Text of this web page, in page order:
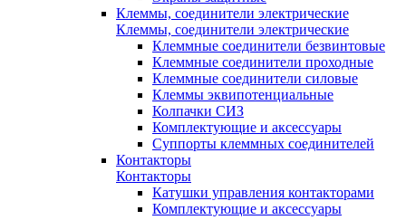
Клеммы, соединители электрические
Клеммы, соединители электрические
Клеммные соединители безвинтовые
Клеммные соединители проходные
Клеммные соединители силовые
Клеммы эквипотенциальные
Колпачки СИЗ
Комплектующие и аксессуары
Суппорты клеммных соединителей
Контакторы
Контакторы
Катушки управления контакторами
Комплектующие и аксессуары